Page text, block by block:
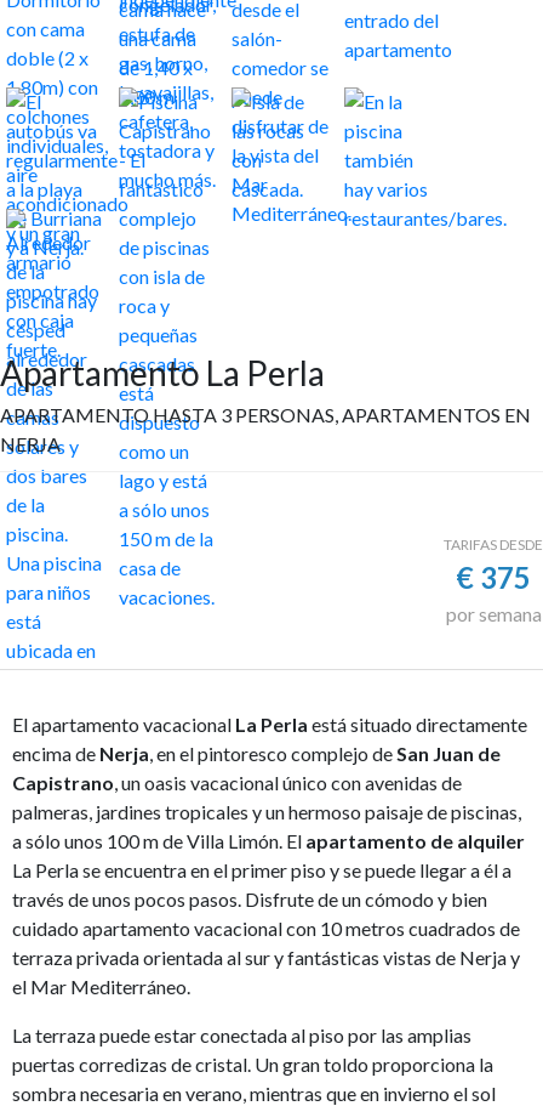
Apartamento La Perla
APARTAMENTO HASTA 3 PERSONAS, APARTAMENTOS EN
NERJA
TARIFAS DESDE
€ 375
por semana
El apartamento vacacional La Perla está situado directamente
encima de Nerja, en el pintoresco complejo deSan Juan de
Capistrano, un oasis vacacional único con avenidas de
palmeras, jardines tropicales y un hermoso paisaje de piscinas,
a sólo unos 100 m de Villa Limón. El apartamento de alquiler
La Perla se encuentra en el primer piso y se puede llegar a él a
través de unos pocos pasos. Disfrute de un cómodo y bien
cuidado apartamento vacacional con 10 metros cuadrados de
terraza privada orientada al sur y fantásticas vistas de Nerja y
el Mar Mediterráneo.
La terraza puede estar conectada al piso por las amplias
puertas corredizas de cristal. Un gran toldo proporciona la
sombra necesaria en verano, mientras que en invierno el sol